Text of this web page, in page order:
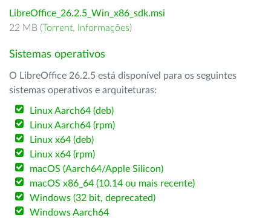
LibreOffice_26.2.5_Win_x86_sdk.msi
22 MB (Torrent, Informações)
Sistemas operativos
O LibreOffice 26.2.5 está disponível para os seguintes
sistemas operativos e arquiteturas:
Linux Aarch64 (deb)
Linux Aarch64 (rpm)
Linux x64 (deb)
Linux x64 (rpm)
macOS (Aarch64/Apple Silicon)
macOS x86_64 (10.14 ou mais recente)
Windows (32 bit, deprecated)
Windows Aarch64